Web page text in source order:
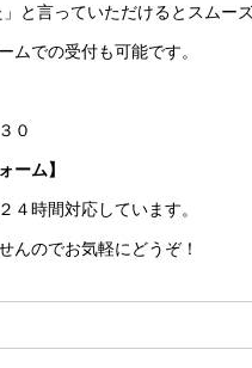
と言っていただけるとスムー
ムでの受付も可能です。
０
ーム】
４時間対応しています。
んのでお気軽にどうぞ！